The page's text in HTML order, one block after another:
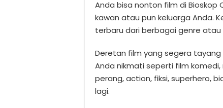
Anda bisa nonton film di Bioskop
kawan atau pun keluarga Anda.
terbaru dari berbagai genre atau
Deretan film yang segera tayang
Anda nikmati seperti film
perang, action, fiksi, superhero,
lagi.